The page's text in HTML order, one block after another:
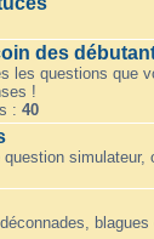
des
les questions que
!
: 40
simulateur,